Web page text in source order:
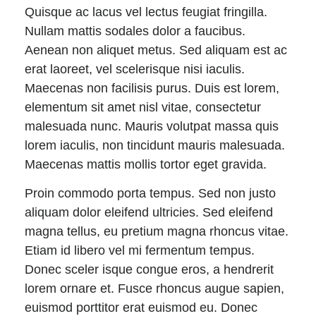
Quisque ac lacus vel lectus feugiat fringilla.
Nullam mattis sodales dolor a faucibus.
Aenean non aliquet metus. Sed aliquam est ac
erat laoreet, vel scelerisque nisi iaculis.
Maecenas non facilisis purus. Duis est lorem,
elementum sit amet nisl vitae, consectetur
malesuada nunc. Mauris volutpat massa quis
lorem iaculis, non tincidunt mauris malesuada.
Maecenas mattis mollis tortor eget gravida.
Proin commodo porta tempus. Sed non justo
aliquam dolor eleifend ultricies. Sed eleifend
magna tellus, eu pretium magna rhoncus vitae.
Etiam id libero vel mi fermentum tempus.
Donec sceler isque congue eros, a hendrerit
lorem ornare et. Fusce rhoncus augue sapien,
euismod porttitor erat euismod eu. Donec